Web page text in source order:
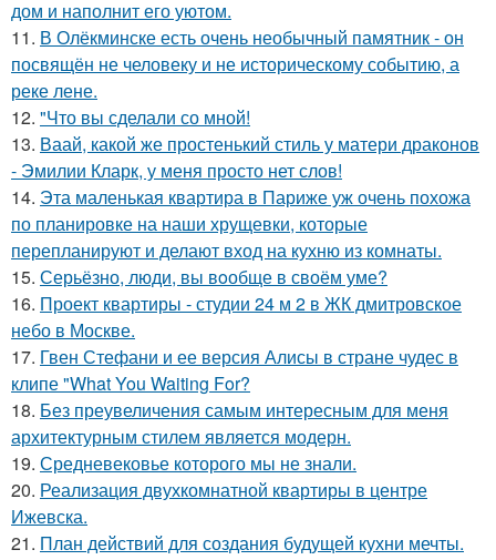
дом и наполнит его уютом.
11. В Олёкминске есть очень необычный памятник - он
посвящён не человеку и не историческому событию, а
реке лене.
12. "Что вы сделали со мной!
13. Ваай, какой же простенький стиль у матери драконов
- Эмилии Кларк, у меня просто нет слов!
14. Эта маленькая квартира в Париже уж очень похожа
по планировке на наши хрущевки, которые
перепланируют и делают вход на кухню из комнаты.
15. Серьёзно, люди, вы вoобще в своём уме?
16. Проект квартиры - студии 24 м 2 в ЖК дмитровское
небо в Москве.
17. Гвен Стефани и ее версия Алисы в стране чудес в
клипе "What You Waiting For?
18. Без преувеличения самым интересным для меня
архитектурным стилем является модерн.
19. Средневековье которого мы не знали.
20. Реализация двухкомнатной квартиры в центре
Ижевска.
21. План действий для создания будущей кухни мечты.